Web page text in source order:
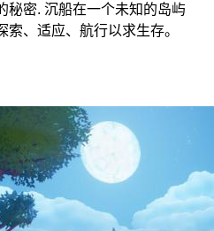
秘密. 沉船在一个未知的岛屿
索、适应、航行以求生存。